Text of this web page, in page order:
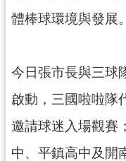
體棒球環境與發展。
今日張市長與三球
啟動，三國啦啦隊
邀請球迷入場觀賽
中、平鎮高中及開